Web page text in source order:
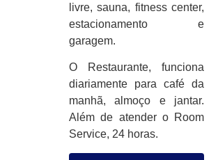
livre, sauna, fitness center,
estacionamento e
garagem.
O Restaurante, funciona
diariamente para café da
manhã, almoço e jantar.
Além de atender o Room
Service, 24 horas.